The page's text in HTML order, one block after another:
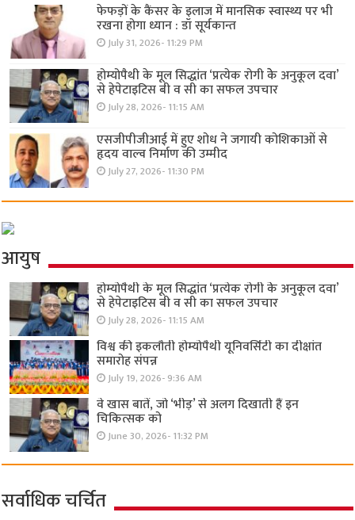
फेफड़ों के कैंसर के इलाज में मानसिक स्वास्थ्य पर भी
रखना होगा ध्यान : डॉ सूर्यकान्त
July 31, 2026- 11:29 PM
होम्योपैथी के मूल सिद्धांत ‘प्रत्येक रोगी केे अनुकूल दवा’
से हेपेटाइटिस बी व सी का सफल उपचार
July 28, 2026- 11:15 AM
एसजीपीजीआई में हुए शोध ने जगायी कोशिकाओं से
हृदय वाल्व निर्माण की उम्मीद
July 27, 2026- 11:30 PM
आयुष
होम्योपैथी के मूल सिद्धांत ‘प्रत्येक रोगी केे अनुकूल दवा’
से हेपेटाइटिस बी व सी का सफल उपचार
July 28, 2026- 11:15 AM
विश्व की इकलौती होम्योपैथी यूनिवर्सिटी का दीक्षांत
समारोह संपन्न
July 19, 2026- 9:36 AM
वे खास बातें, जो ‘भीड़’ से अलग दिखाती हैं इन
चिकित्सक को
June 30, 2026- 11:32 PM
सर्वाधिक चर्चित